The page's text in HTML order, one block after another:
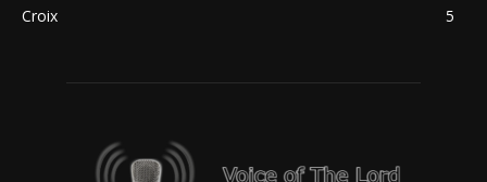
Croix
5